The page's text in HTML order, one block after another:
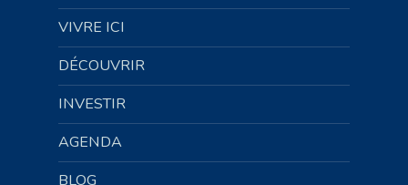
VIVRE ICI
DÉCOUVRIR
INVESTIR
AGENDA
BLOG